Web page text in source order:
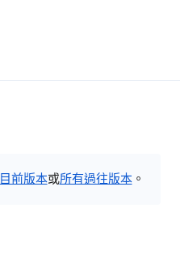
前版本或所有過往版本。